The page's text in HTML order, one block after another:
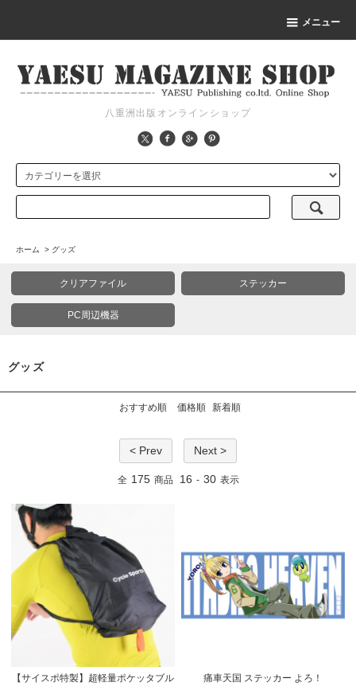
メニュー
八重洲出版オンラインショップ
ホーム > グッズ
クリアファイル ステッカー
PC周辺機器
グッズ
おすすめ順 価格順 新着順
< Prev Next >
全 175 商品 16 - 30 表示
【サイスポ特製】超軽量ポケッタブル
痛車天国 ステッカー よろ！